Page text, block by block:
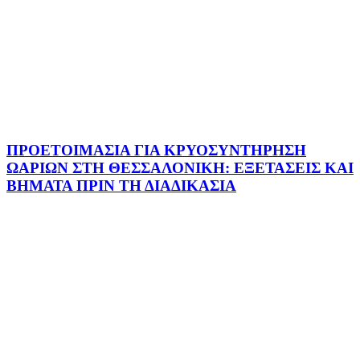
ΠΡΟΕΤΟΙΜΑΣΙΑ ΓΙΑ ΚΡΥΟΣΥΝΤΗΡΗΣΗ
ΩΑΡΙΩΝ ΣΤΗ ΘΕΣΣΑΛΟΝΙΚΗ: ΕΞΕΤΑΣΕΙΣ ΚΑΙ
ΒΗΜΑΤΑ ΠΡΙΝ ΤΗ ΔΙΑΔΙΚΑΣΙΑ